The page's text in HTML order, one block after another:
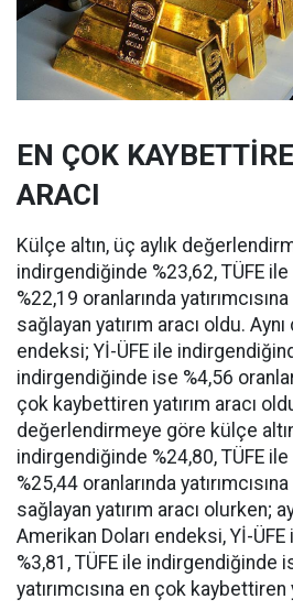
EN ÇOK
ARACI
Külçe altın, üç aylık
indirgendiğinde %23,62, TÜFE
%22,19 oranlarında
sağlayan yatırım aracı oldu.
endeksi; Yİ-ÜFE ile
indirgendiğinde ise %4,56
çok kaybettiren yatırım aracı
değerlendirmeye göre külçe
indirgendiğinde %24,80, TÜFE
%25,44 oranlarında
sağlayan yatırım aracı olurken;
Amerikan Doları endeksi, Yİ-
%3,81, TÜFE ile indirgendiğinde
yatırımcısına en çok kaybettiren